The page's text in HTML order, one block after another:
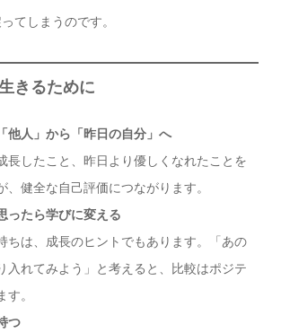
てしまうのです。
きるために
他人」から「昨日の自分」へ
長したこと、昨日より優しくなれたことを
、健全な自己評価につながります。
ったら学びに変える
ちは、成長のヒントでもあります。「あの
入れてみよう」と考えると、比較はポジテ
す。
つ